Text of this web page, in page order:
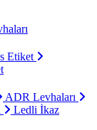
Etiket
ADR Levhaları
Ledli İkaz